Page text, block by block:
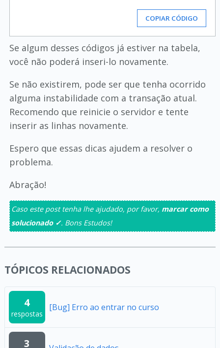
COPIAR CÓDIGO
Se algum desses códigos já estiver na tabela,
você não poderá inseri-lo novamente.
Se não existirem, pode ser que tenha ocorrido
alguma instabilidade com a transação atual.
Recomendo que reinicie o servidor e tente
inserir as linhas novamente.
Espero que essas dicas ajudem a resolver o
problema.
Abração!
Caso este post tenha lhe ajudado, por favor, marcar como
solucionado ✓. Bons Estudos!
TÓPICOS RELACIONADOS
4
respostas
[Bug] Erro ao entrar no curso
3